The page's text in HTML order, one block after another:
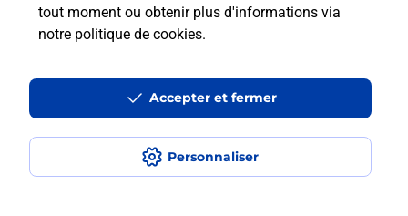
tout moment ou obtenir plus d'informations via
notre politique de cookies.
Personnaliser
Accepter et fermer
Accessibilité : partiellement conforme
Conditions contractuelles
Mentions légales